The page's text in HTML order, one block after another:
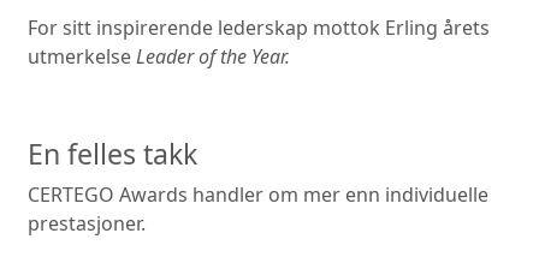
For sitt inspirerende lederskap mottok Erling årets
utmerkelseLeader of the Year.
En felles takk
CERTEGO Awards handler om mer enn individuelle
prestasjoner.